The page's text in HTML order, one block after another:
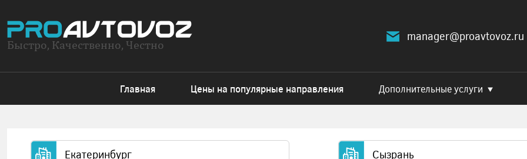
Быстро, Качественно, Честно
manager@proavtovoz.ru
Главная Цены на популярные направления Дополнительные услуги